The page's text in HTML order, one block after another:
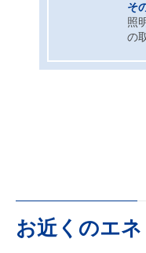
そ
照
の
お近くのエ